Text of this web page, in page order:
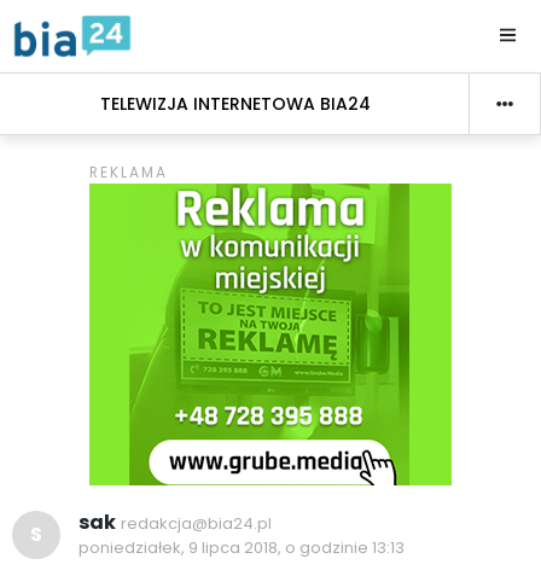
TELEWIZJA INTERNETOWA BIA24
S sak redakcja@bia24.pl
poniedziałek, 9 lipca 2018, o godzinie 13:13